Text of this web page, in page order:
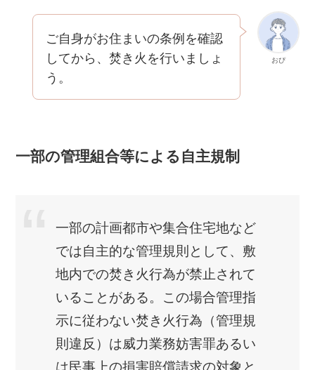
おぴ
ご自身がお住まいの条例を確認
してから、焚き火を行いましょ
う。
一部の管理組合等による自主規制
一部の計画都市や集合住宅地など
では自主的な管理規則として、敷
地内での焚き火行為が禁止されて
いることがある。この場合管理指
示に従わない焚き火行為（管理規
則違反）は威力業務妨害罪あるい
は民事上の損害賠償請求の対象と